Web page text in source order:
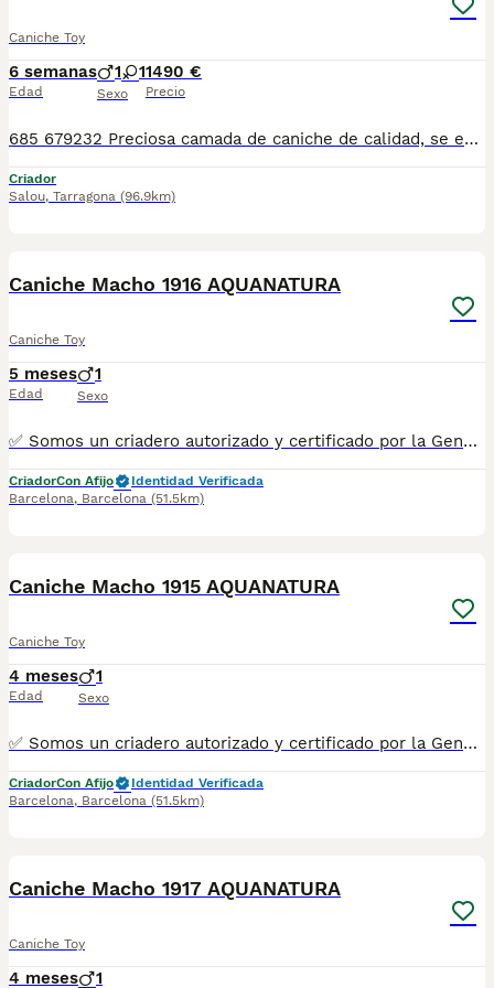
Caniche Toy
6 semanas
Edad
1 1
Sexo
1490 €
Precio
685 679232 Preciosa camada de caniche de calidad, se entregan con minimo de dos meses y medio de edad y sus vacunas correspondientes, desparasitados interna y externamente, pasaporte y microchip, contrato de garantia de salud. preferiblemente recogida en mano pero también podemos entregar en toda España mediante transporte de alta calidad preparado para animales y con chofer particular con posibilidad de pago contra reembolso Llámanos o háblanos por whats app, Teléfono 685 679 232
Criador
Salou, Tarragona (96.9km)
Caniche Macho 1916 AQUANATURA
Caniche Toy
5 meses
Edad
1
Sexo
✅ Somos un criadero autorizado y certificado por la Generalitat de Catalunya bajo el número de Núcleo Zoológico G25/00314. PARA MÁS INFORMACIÓN: ☎️ 933095977 📱 685878504 / 674320847 🐶 Programa una visita para conocerlos 💻 Más fotos y vídeos en nuestra web www.aquanatura.es 🚙 Hacemos envíos 📌 Calle Roger de Flor 45, muy cerca del Arc de Triomf de Barcelona, de Lunes a Sábados. Se entregan con sus vacunas, desparasitados interna y externamente, con microchip y su registro, cartilla sanitaria y contrato de garantías, documentación legal y factura. AQUANATURA
CriadorCon Afijo
Identidad Verificada
Barcelona, Barcelona (51.5km)
Caniche Macho 1915 AQUANATURA
Caniche Toy
4 meses
Edad
1
Sexo
✅ Somos un criadero autorizado y certificado por la Generalitat de Catalunya bajo el número de Núcleo Zoológico G25/00314. PARA MÁS INFORMACIÓN: ☎️ 933095977 📱 685878504 / 674320847 🐶 Programa una visita para conocerlos 💻 Más fotos y vídeos en nuestra web www.aquanatura.es 🚙 Hacemos envíos 📌 Calle Roger de Flor 45, muy cerca del Arc de Triomf de Barcelona, de Lunes a Sábados. Se entregan con sus vacunas, desparasitados interna y externamente, con microchip y su registro, cartilla sanitaria y contrato de garantías, documentación legal y factura. AQUANATURA
CriadorCon Afijo
Identidad Verificada
Barcelona, Barcelona (51.5km)
Caniche Macho 1917 AQUANATURA
Caniche Toy
4 meses 1